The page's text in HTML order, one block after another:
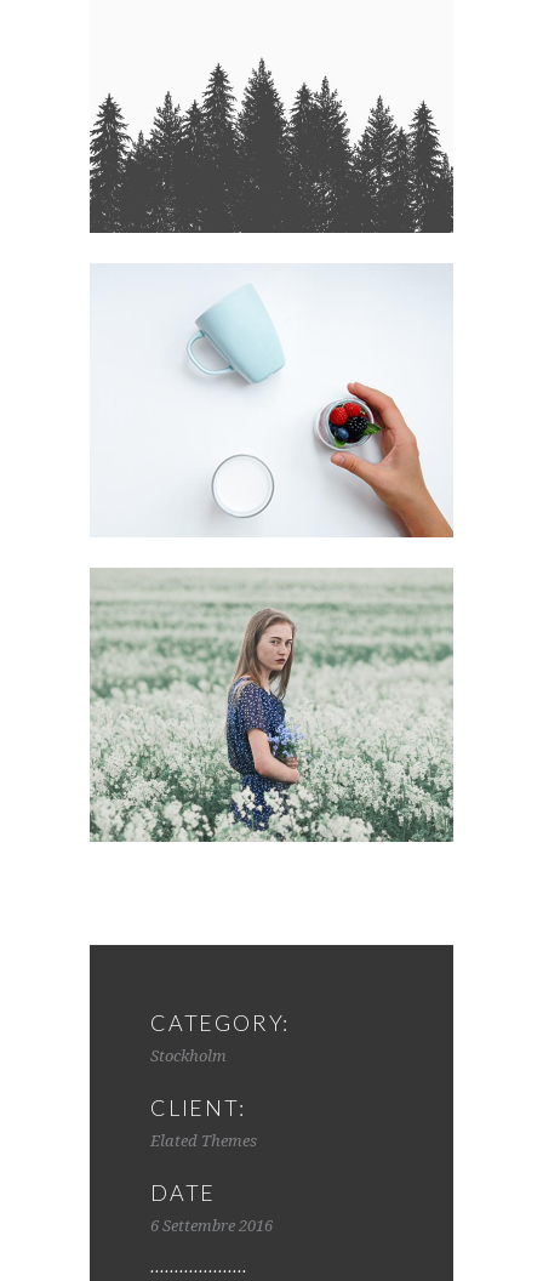
CATEGORY:
Stockholm
CLIENT:
Elated Themes
DATE
6 Settembre 2016